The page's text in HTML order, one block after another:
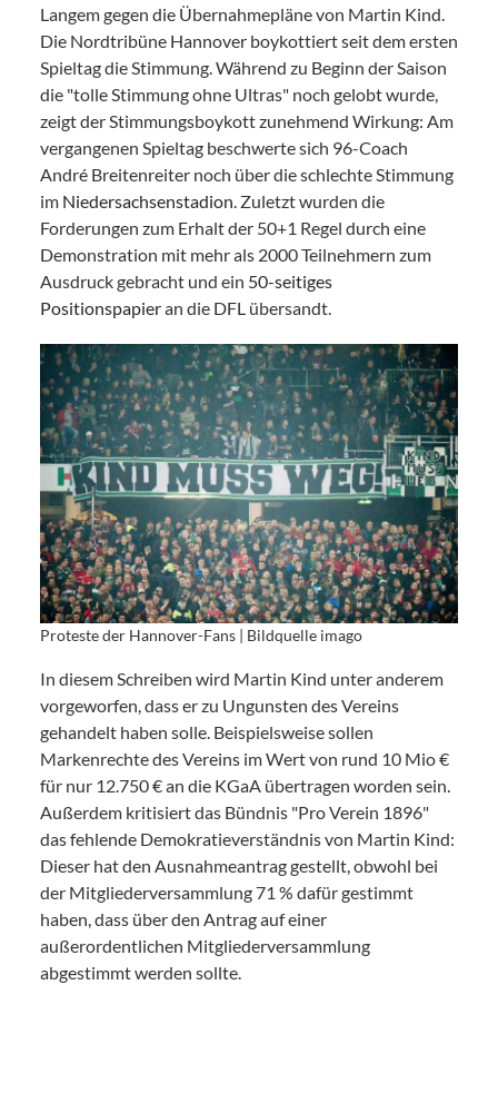
Langem gegen die Übernahmepläne von Martin Kind.
Die Nordtribüne Hannover boykottiert seit dem ersten
Spieltag die Stimmung. Während zu Beginn der Saison
die "tolle Stimmung ohne Ultras" noch gelobt wurde,
zeigt der Stimmungsboykott zunehmend Wirkung: Am
vergangenen Spieltag beschwerte sich 96-Coach
André Breitenreiter noch über die schlechte Stimmung
im Niedersachsenstadion. Zuletzt wurden die
Forderungen zum Erhalt der 50+1 Regel durch eine
Demonstration mit mehr als 2000 Teilnehmern zum
Ausdruck gebracht und ein 50-seitiges
Positionspapieran die DFL übersandt.
Proteste der Hannover-Fans | Bildquelle imago
In diesem Schreiben wird Martin Kind unter anderem
vorgeworfen, dass er zu Ungunsten des Vereins
gehandelt haben solle. Beispielsweise sollen
Markenrechte des Vereins im Wert von rund 10 Mio €
für nur 12.750 € an die KGaA übertragen worden sein.
Außerdem kritisiert das Bündnis "Pro Verein 1896"
das fehlende Demokratieverständnis von Martin Kind:
Dieser hat den Ausnahmeantrag gestellt, obwohl bei
der Mitgliederversammlung 71 % dafür gestimmt
haben, dass über den Antrag auf einer
außerordentlichen Mitgliederversammlung
abgestimmt werden sollte.